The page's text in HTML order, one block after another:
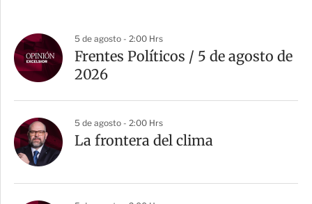
5 de agosto - 2:00 Hrs
Frentes Políticos / 5 de agosto de
2026
5 de agosto - 2:00 Hrs
La frontera del clima